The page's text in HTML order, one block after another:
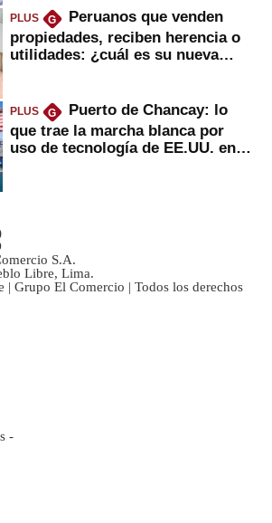
PLUS G
Peruanos que venden
propiedades, reciben herencia o
utilidades: ¿cuál es su nueva
PLUS G
Puerto de Chancay: lo
que trae la marcha blanca por
uso de tecnología de EE.UU. en
S.A.
Libre, Lima.
Grupo El Comercio | Todos los derechos
-